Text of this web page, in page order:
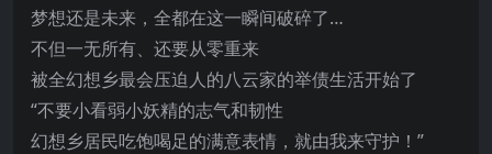
梦想还是未来，全都在这一瞬间破碎了…
不但一无所有、还要从零重来
被全幻想乡最会压迫人的八云家的举债生活开始了
“不要小看弱小妖精的志气和韧性
幻想乡居民吃饱喝足的满意表情，就由我来守护！”